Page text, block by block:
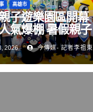
高雄市
子遊樂園區開幕
氣爆棚 暑假親子
添新亮點
2026 今傳媒- 記者李祖東